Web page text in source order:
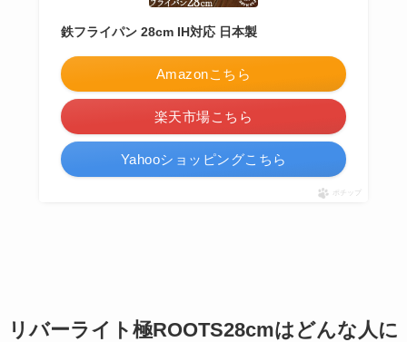
鉄フライパン 28cm IH対応 日本製
Amazonこちら
楽天市場こちら
Yahooショッピングこちら
ポチップ
リバーライト極ROOTS28cmはどんな人に